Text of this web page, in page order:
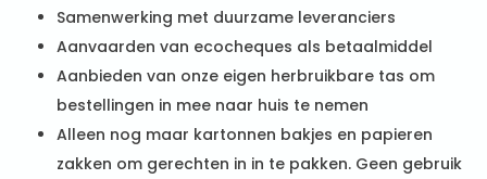
Samenwerking met duurzame leveranciers
Aanvaarden van ecocheques als betaalmiddel
Aanbieden van onze eigen herbruikbare tas om
bestellingen in mee naar huis te nemen
Alleen nog maar kartonnen bakjes en papieren
zakken om gerechten in in te pakken. Geen gebruik